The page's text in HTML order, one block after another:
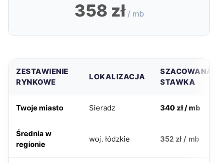
358 zł / mb
ZESTAWIENIE
RYNKOWE
LOKALIZACJA
SZACOWANA
STAWKA
Twoje miasto Sieradz 340 zł / mb
Średnia w
regionie
woj. łódzkie 352 zł / mb